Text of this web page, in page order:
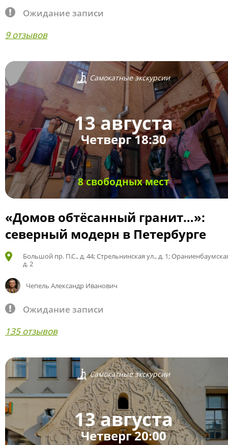
Ожидание записи
9 отзывов
Самокатные экскурсии
13 августа
Четверг 18:30
8 свободных мест
«Домов обтёсанный гранит…»:
северный модерн в Петербурге
Большой пр. П.С., д. 44; Стрельнинская ул., д. 1;
д. 2
Чепель Александр Иванович
Ожидание записи
135 отзывов
Самокатные экскурсии
13 августа
Четверг 20:00